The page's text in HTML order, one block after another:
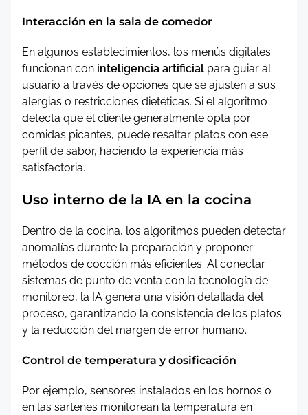
Interacción en la sala de comedor
En algunos establecimientos, los menús digitales
funcionan con inteligencia artificial para guiar al
usuario a través de opciones que se ajusten a sus
alergias o restricciones dietéticas. Si el algoritmo
detecta que el cliente generalmente opta por
comidas picantes, puede resaltar platos con ese
perfil de sabor, haciendo la experiencia más
satisfactoria.
Uso interno de la IA en la cocina
Dentro de la cocina, los algoritmos pueden detectar
anomalías durante la preparación y proponer
métodos de cocción más eficientes. Al conectar
sistemas de punto de venta con la tecnología de
monitoreo, la IA genera una visión detallada del
proceso, garantizando la consistencia de los platos
y la reducción del margen de error humano.
Control de temperatura y dosificación
Por ejemplo, sensores instalados en los hornos o
en las sartenes monitorean la temperatura en